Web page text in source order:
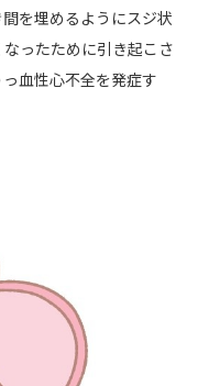
を埋めるようにスジ状
ったために引き起こさ
血性心不全を発症す